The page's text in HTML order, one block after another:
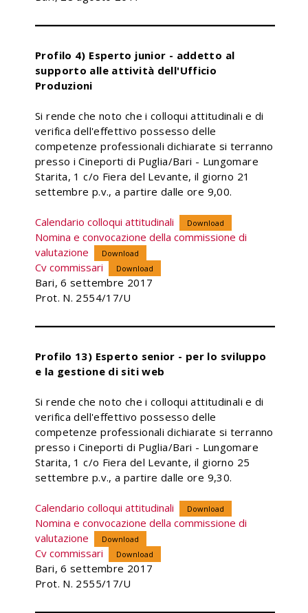
Profilo 4) Esperto junior - addetto al
supporto alle attività dell'Ufficio
Produzioni
Si rende che noto che i colloqui attitudinali e di
verifica dell'effettivo possesso delle
competenze professionali dichiarate si terranno
presso i Cineporti di Puglia/Bari - Lungomare
Starita, 1 c/o Fiera del Levante, il giorno 21
settembre p.v., a partire dalle ore 9,00.
Calendario colloqui attitudinali Download
Nomina e convocazione della commissione di
valutazione
Download
Cv commissari Download
Bari, 6 settembre 2017
Prot. N. 2554/17/U
Profilo 13) Esperto senior - per lo sviluppo
e la gestione di siti web
Si rende che noto che i colloqui attitudinali e di
verifica dell'effettivo possesso delle
competenze professionali dichiarate si terranno
presso i Cineporti di Puglia/Bari - Lungomare
Starita, 1 c/o Fiera del Levante, il giorno 25
settembre p.v., a partire dalle ore 9,30.
Calendario colloqui attitudinali Download
Nomina e convocazione della commissione di
valutazione
Download
Cv commissari Download
Bari, 6 settembre 2017
Prot. N. 2555/17/U